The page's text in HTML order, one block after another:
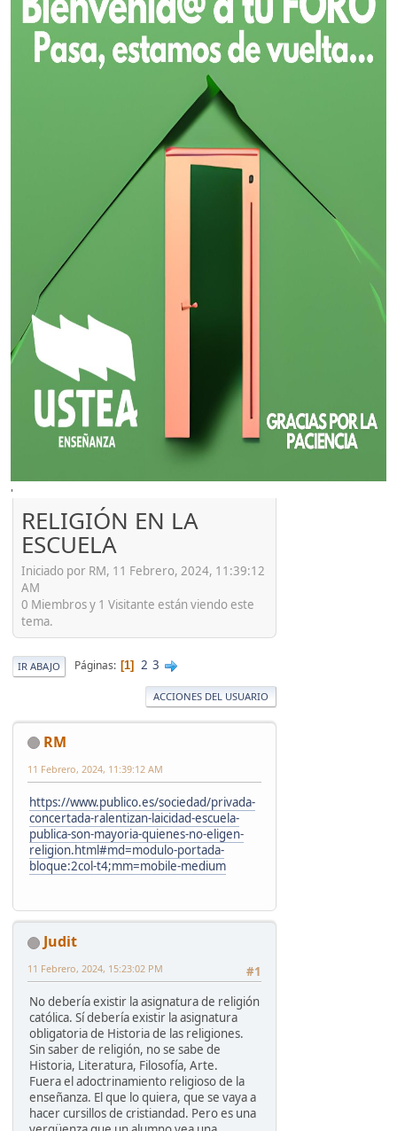
'
RELIGIÓN EN LA
ESCUELA
Iniciado por RM, 11 Febrero, 2024, 11:39:12
AM
0 Miembros y 1 Visitante están viendo este
tema.
IR ABAJO Páginas 1 2 3
ACCIONES DEL USUARIO
RM
11 Febrero, 2024, 11:39:12 AM
https://www.publico.es/sociedad/privada-
concertada-ralentizan-laicidad-escuela-
publica-son-mayoria-quienes-no-eligen-
religion.html#md=modulo-portada-
bloque:2col-t4;mm=mobile-medium
Judit
#1
11 Febrero, 2024, 15:23:02 PM
No debería existir la asignatura de religión
católica. Sí debería existir la asignatura
obligatoria de Historia de las religiones.
Sin saber de religión, no se sabe de
Historia, Literatura, Filosofía, Arte.
Fuera el adoctrinamiento religioso de la
enseñanza. El que lo quiera, que se vaya a
hacer cursillos de cristiandad. Pero es una